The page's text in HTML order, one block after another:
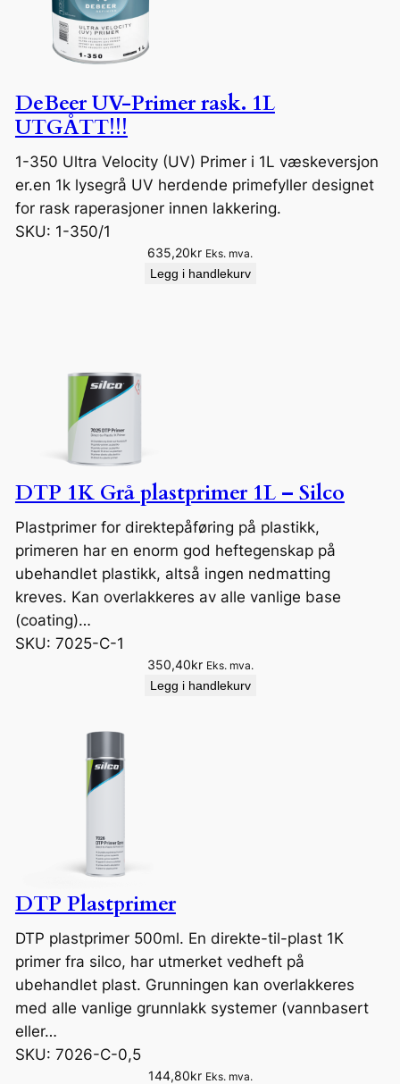
DeBeer UV-Primer rask. 1L
UTGÅTT!!!
1-350 Ultra Velocity (UV) Primer i 1L væskeversjon
er.en 1k lysegrå UV herdende primefyller designet
for rask raperasjoner innen lakkering.
SKU: 1-350/1
635,20kr Eks. mva.
Legg i handlekurv
DTP 1K Grå plastprimer 1L – Silco
Plastprimer for direktepåføring på plastikk,
primeren har en enorm god heftegenskap på
ubehandlet plastikk, altså ingen nedmatting
kreves. Kan overlakkeres av alle vanlige base
(coating)…
SKU: 7025-C-1
350,40kr Eks. mva.
Legg i handlekurv
DTP Plastprimer
DTP plastprimer 500ml. En direkte-til-plast 1K
primer fra silco, har utmerket vedheft på
ubehandlet plast. Grunningen kan overlakkeres
med alle vanlige grunnlakk systemer (vannbasert
eller…
SKU: 7026-C-0,5
144,80kr Eks. mva.